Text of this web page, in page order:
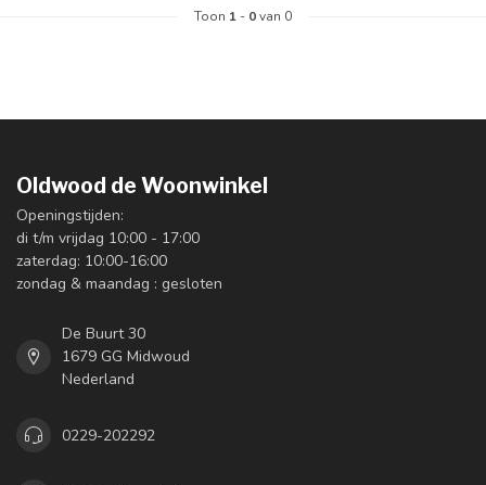
Toon 1 - 0van 0
Oldwood de Woonwinkel
Openingstijden:
di t/m vrijdag 10:00 - 17:00
zaterdag: 10:00-16:00
zondag & maandag : gesloten
De Buurt 30
1679 GG Midwoud
Nederland
0229-202292